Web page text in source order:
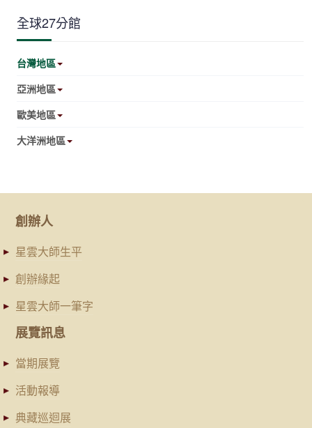
全球27分館
台灣地區
亞洲地區
歐美地區
大洋洲地區
創辦人
星雲大師生平
創辦緣起
星雲大師一筆字
展覽訊息
當期展覽
活動報導
典藏巡迴展